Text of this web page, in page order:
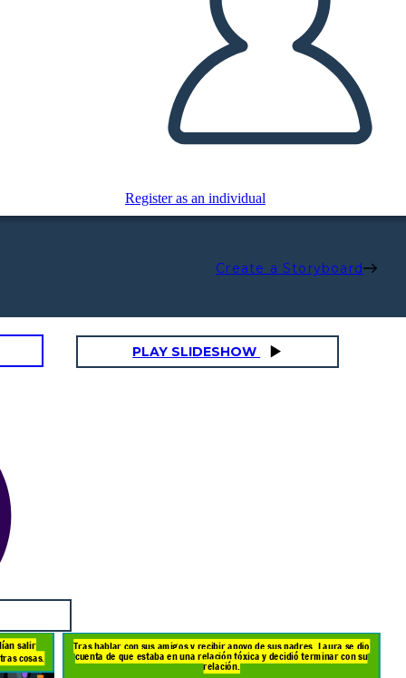
Register as an individual
Create a Storyboard
PLAY SLIDESHOW
era genial, solían salir
cosas.
Tras hablar con sus amigos y recibir apoyo de sus padres, Laura se dio
cuenta de que estaba en una relación tóxica y decidió terminar con su
relación.